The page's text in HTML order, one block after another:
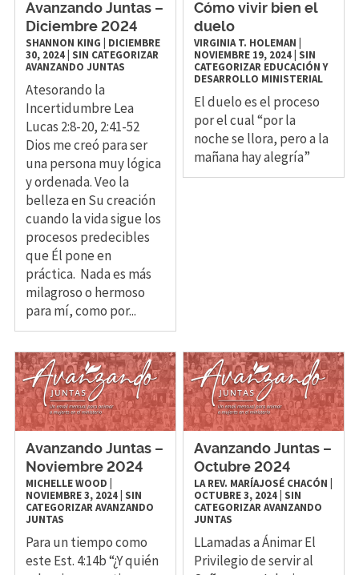
Avanzando Juntas –
Diciembre 2024
SHANNON KING
DICIEMBRE
30, 2024| SIN CATEGORIZAR
AVANZANDO JUNTAS
Atesorando la
Incertidumbre Lea
Lucas 2:8-20, 2:41-52
Dios me creó para ser
una persona muy lógica
y ordenada. Veo la
belleza en Su creación
cuando la vida sigue los
procesos predecibles
que Él pone en
práctica. Nada es más
milagroso o hermoso
para mí, como por...
Cómo vivir bien el
duelo
VIRGINIA T. HOLEMAN
NOVIEMBRE 19, 2024 SIN
CATEGORIZAR EDUCACIÓN Y
DESARROLLO MINISTERIAL
El duelo es el proceso
por el cual “por la
noche se llora, pero a la
mañana hay alegría”
Avanzando Juntas –
Noviembre 2024
MICHELLE WOOD
NOVIEMBRE 3, 2024| SIN
CATEGORIZARAVANZANDO
JUNTAS
Para un tiempo como
este Est. 4:14b “¿Y quién
Avanzando Juntas –
Octubre 2024
LA REV. MARÍAJOSÉ CHACÓN
OCTUBRE 3, 2024 SIN
CATEGORIZARAVANZANDO
JUNTAS
LLamadas a Ánimar El
Privilegio de servir al